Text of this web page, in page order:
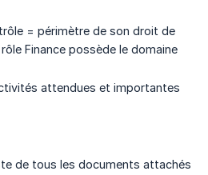
= périmètre de son droit de
Finance possède le domaine
attendues et importantes
de tous les documents attachés